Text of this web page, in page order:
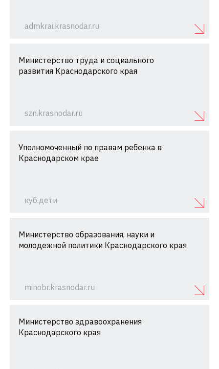
admkrai.krasnodar.ru
Министерство труда и социального
развития Краснодарского края
szn.krasnodar.ru
Уполномоченный по правам ребенка в
Краснодарском крае
куб.дети
Министерство образования, науки и
молодежной политики Краснодарского края
minobr.krasnodar.ru
Министерство здравоохранения
Краснодарского края